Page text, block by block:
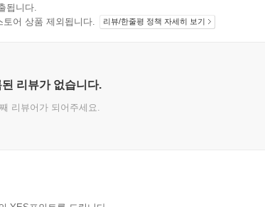
됩니다.
어 상품 제외됩니다.
리뷰/한줄평 정책 자세히 보기
된 리뷰가 없습니다.
리뷰어가 되어주세요.